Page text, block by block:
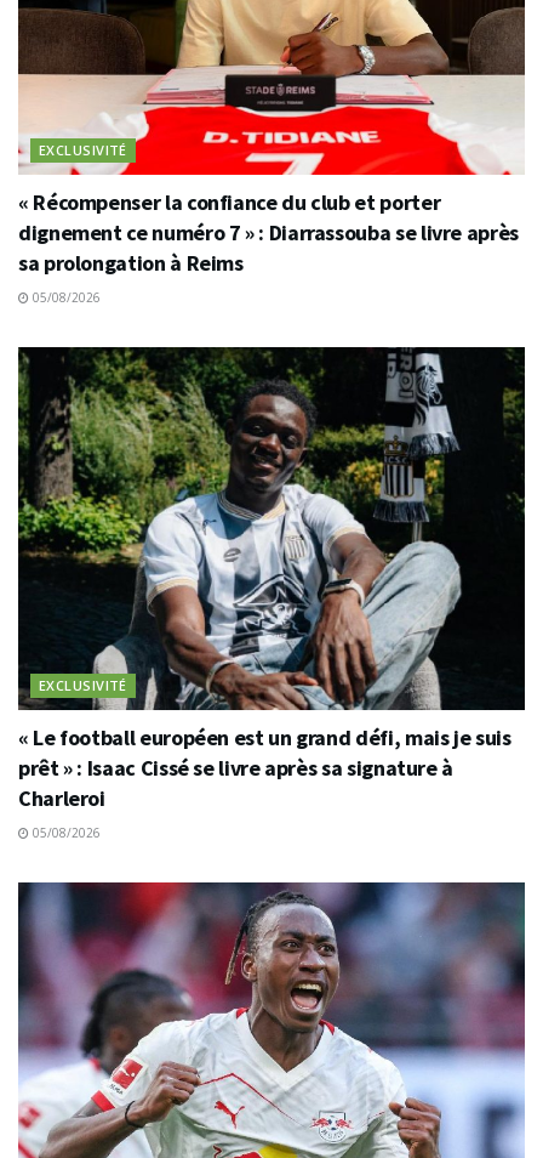
EXCLUSIVITÉ
« Récompenser la confiance du club et porter
dignement ce numéro 7 » : Diarrassouba se livre après
sa prolongation à Reims
05/08/2026
EXCLUSIVITÉ
« Le football européen est un grand défi, mais je suis
prêt » : Isaac Cissé se livre après sa signature à
Charleroi
05/08/2026